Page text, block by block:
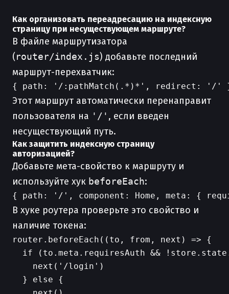
Как организовать переадресацию на индексную
страницу при несуществующем маршруте?
В файле маршрутизатора
(router/index.js) добавьте последний
маршрут-перехватчик:
Этот маршрут автоматически перенаправит
пользователя на '/' , если введен
несуществующий путь.
Как защитить индексную страницу
авторизацией?
Добавьте мета-свойство к маршруту и
используйте хук beforeEach:
В хуке роутера проверьте это свойство и
наличие токена:
router.beforeEach((to, from, next) => {
if (to.meta.requiresAuth &&
    next('/login')
  } else {